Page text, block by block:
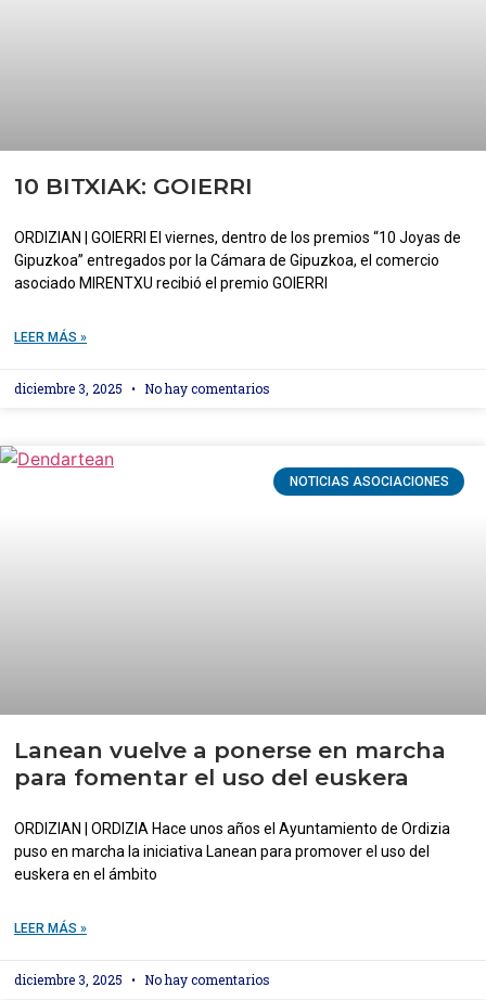
10 BITXIAK: GOIERRI
ORDIZIAN | GOIERRI El viernes, dentro de los premios “10 Joyas de
Gipuzkoa” entregados por la Cámara de Gipuzkoa, el comercio
asociado MIRENTXU recibió el premio GOIERRI
LEER MÁS »
diciembre 3, 2025 No hay comentarios
NOTICIAS ASOCIACIONES
Lanean vuelve a ponerse en marcha
para fomentar el uso del euskera
ORDIZIAN | ORDIZIA Hace unos años el Ayuntamiento de Ordizia
puso en marcha la iniciativa Lanean para promover el uso del
euskera en el ámbito
LEER MÁS »
diciembre 3, 2025 No hay comentarios